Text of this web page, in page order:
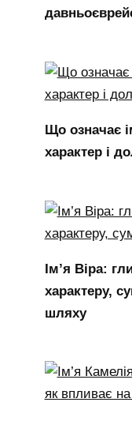
Що означає
характер і
Ім’я Віра:
характеру,
шляху